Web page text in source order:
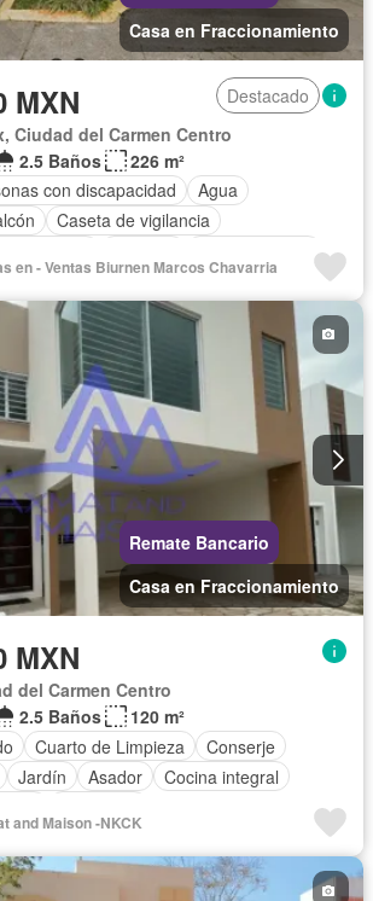
Casa en Fraccionamiento
MXN
Destacado
Ciudad del Carmen Centro
2.5 Baños
226 m²
con discapacidad
Agua
Caseta de vigilancia
Electricidad
Estacionamiento
Recámara con closet
Seguridad
Terraza Vista panorámica
Wifi
amueblar
en - Ventas Biurnen Marcos Chavarria
Remate Bancario
Casa en Fraccionamiento
MXN
del Carmen Centro
2.5 Baños
120 m²
Cuarto de Limpieza
Conserje
Jardín Asador
Cocina integral
and Maison -NKCK